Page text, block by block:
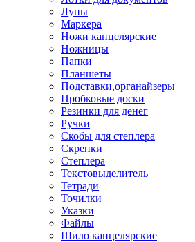
Лупы
Маркера
Ножи канцелярские
Ножницы
Папки
Планшеты
Подставки,органайзеры
Пробковые доски
Резинки для денег
Ручки
Скобы для степлера
Скрепки
Степлера
Текстовыделитель
Тетради
Точилки
Указки
Файлы
Шило канцелярские